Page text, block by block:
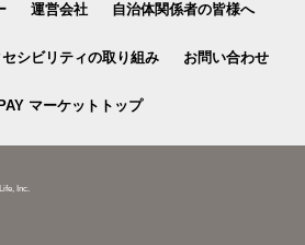
運営会社 自治体関係者の皆様へ
シビリティの取り組み お問い合わせ
マーケットトップ
Inc.